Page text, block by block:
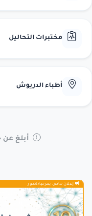
مختبرات التحاليل
أطباء الدريوش
أبلغ عن
إعلان خاص بمرحباناظور